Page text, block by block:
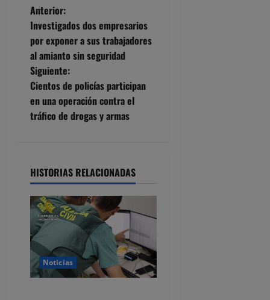
N
a
v
e
g
c
i
ó
n
d
Anterior:
Investigados dos empresarios
por exponer a sus trabajadores
al amianto sin seguridad
Siguiente:
Cientos de policías participan
en una operación contra el
tráfico de drogas y armas
HISTORIAS RELACIONADAS
Noticias